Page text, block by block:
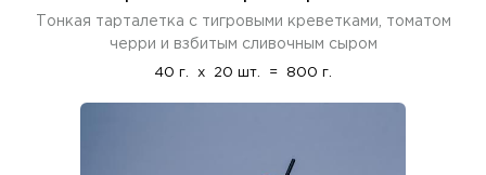
Тонкая тарталетка с тигровыми креветками, томатом
черри и взбитым сливочным сыром
40 г. x 20 шт. = 800 г.